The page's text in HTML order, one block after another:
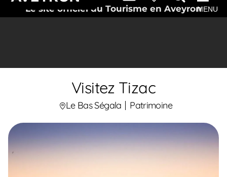
Le site officiel du Tourisme en AveyronMENU
Visitez Tizac
Le Bas Ségala Patrimoine